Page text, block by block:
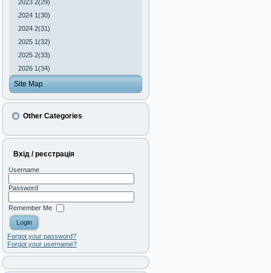
2023 2(29)
2024 1(30)
2024 2(31)
2025 1(32)
2025 2(33)
2026 1(34)
Site Map
Other Categories
Вхід / реєстрація
Username
Password
Remember Me
Forgot your password?
Forgot your username?